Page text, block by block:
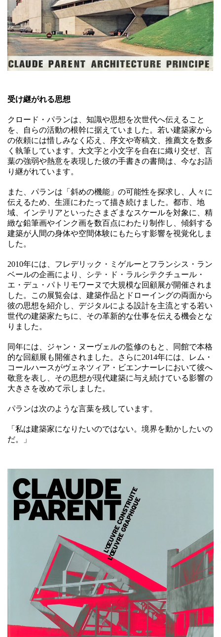
受け継がれる思想
クロード・パランは、知識や思想を次世代へ伝えること
を、自らの活動の根幹に据えていました。若い建築家から
の依頼には惜しみなく応え、序文や寄稿文、推薦文を数多
く執筆しています。大文字と小文字を自在に織り交ぜ、言
葉の強弱や熱意を表現した彼の手書きの書簡は、今なお語
り継がれています。
また、パランは「斜めの機能」の可能性を探求し、人々に
伝えるため、生涯にわたって描き続けました。都市、地
域、インテリアといったさまざまなスケールを対象に、精
緻な鉛筆画やインク画を数百点にわたり制作し、傾斜する
建築が人間の身体や空間体験にもたらす影響を視覚化しま
した。
2010年には、フレデリック・ミゲルーとフランシス・ラン
ベールの企画により、シテ・ド・ラルシテクチュール・
エ・デュ・パトリモワーヌで大規模な回顧展が開催されま
した。この展覧会は、建築作品とドローイングの両面から
彼の思想を紹介し、デジタルによる設計を主流とする若い
世代の建築家たちに、その革新的な仕事を伝える機会とな
りました。
同年には、ジャン・ヌーヴェルの監修のもと、同館で本格
的な回顧展も開催されました。さらに2014年には、レム・
コールハースがヴェネツィア・ビエンナーレにおいて彼へ
敬意を表し、その思想が現代建築に与え続けている影響の
大きさを改めて示しました。
パランは次のような言葉を残しています。
「私は建築家になりたいのではない。境界を動かしたいの
だ。」